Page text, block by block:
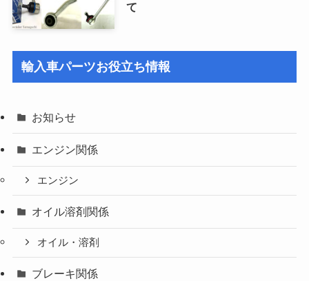
て
輸入車パーツお役立ち情報
お知らせ
エンジン関係
エンジン
オイル溶剤関係
オイル・溶剤
ブレーキ関係